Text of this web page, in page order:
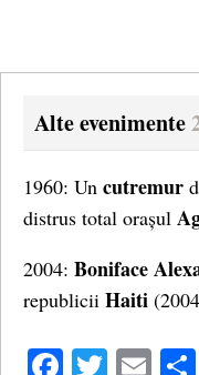
Alte evenimente
1960: Un cutremur
distrus total orașul
2004: Boniface
republicii Haiti